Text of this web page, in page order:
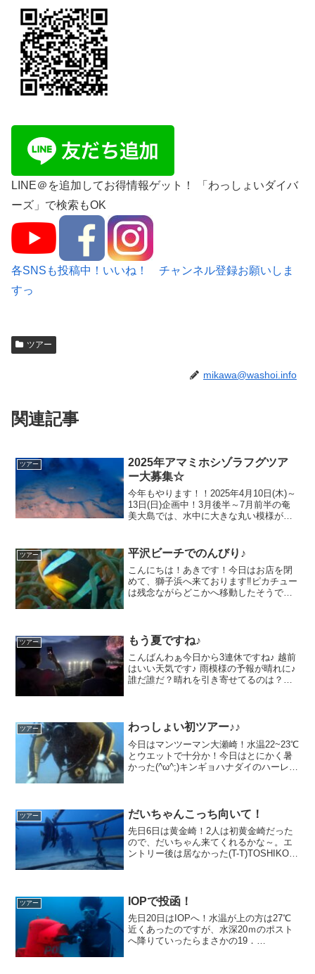
LINE＠を追加してお得情報ゲット！ 「わっしょいダイバ
ーズ」で検索もOK
各SNSも投稿中！いいね！ チャンネル登録お願いしま
すっ
ツアー
mikawa@washoi.info
関連記事
ツアー
2025年アマミホシゾラフグツア
ー大募集☆
今年もやります！！2025年4月10日(木)～
13日(日)企画中！3月後半～7月前半の奄
美大島では、水中に大きな丸い模様が浮
という小さなフグが、メスに見初めても
らう...
ツアー 平沢ビーチでのんびり♪
こんにちは！あきです！今日はお店を閉
めて、獅子浜へ来ております‼️ピカチュー
は残念ながらどこかへ移動したそうです
たよ(≧∇≦)b...
ツアー もう夏ですね♪
こんばんわぁ今日から3連休ですね♪ 越前
はいい天気です♪ 雨模様の予報が晴れに♪
誰だ誰だ？晴れを引き寄せてるのは？
っ...
ツアー わっしょい初ツアー♪♪
今日はマンツーマン大瀬崎！水温22~23℃
とウエットで十分か！今日はとにかく暑
かった(^ω^;)キンギョハナダイのハーレム
ツアー だいちゃんこっち向いて！
先日6日は黄金崎！2人は初黄金崎だった
ので、だいちゃん来てくれるかな～。エ
ントリー後は居なかった(T-T)TOSHIKOさ
私の...
ツアー IOPで投函！
先日20日はIOPへ！水温が上の方は27℃
近くあったのですが、水深20ｍのポスト
へ降りていったらまさかの19．